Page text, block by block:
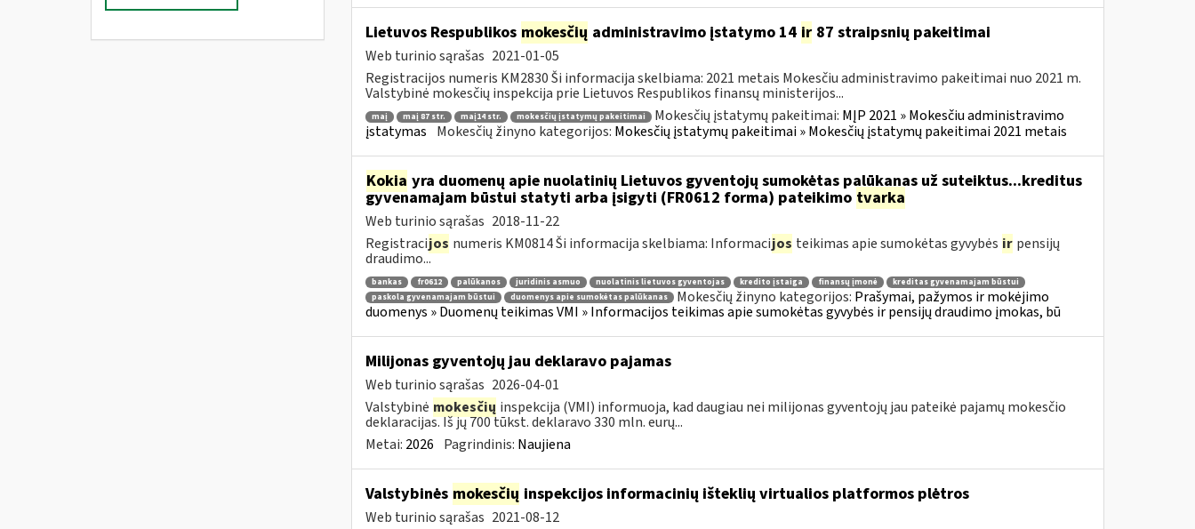
Lietuvos Respublikos mokesčių administravimo įstatymo 14 ir87 straipsnių pakeitimai
Web turinio sąrašas 2021-01-05
Registracijos numeris KM2830 Ši informacija skelbiama: 2021 metais Mokesčiu administravimo pakeitimai nuo 2021 m.
Valstybinė mokesčių inspekcija prie Lietuvos Respublikos finansų ministerijos...
maį maį 87 str. maį14 str. mokesčių įstatymų pakeitimai Mokesčių įstatymų pakeitimai: MĮP 2021 » Mokesčiu administravimo
įstatymas Mokesčių žinyno kategorijos: Mokesčių įstatymų pakeitimai » Mokesčių įstatymų pakeitimai 2021 metais
Kokia yra duomenų apie nuolatinių Lietuvos gyventojų sumokėtas palūkanas už suteiktus...kreditus
gyvenamajam būstui statyti arba įsigyti (FR0612 forma) pateikimo tvarka
Web turinio sąrašas 2018-11-22
Registracijos numeris KM0814 Ši informacija skelbiama: Informacijos teikimas apie sumokėtas gyvybės ir pensijų
draudimo...
bankas fr0612 palūkanos juridinis asmuo nuolatinis lietuvos gyventojas kredito įstaiga finansų įmonė
kreditas gyvenamajam būstui
paskola gyvenamajam būstui
duomenys apie sumokėtas palūkanas Mokesčių žinyno kategorijos: Prašymai, pažymos ir mokėjimo
duomenys » Duomenų teikimas VMI » Informacijos teikimas apie sumokėtas gyvybės ir pensijų draudimo įmokas, bū
Milijonas gyventojų jau deklaravo pajamas
Web turinio sąrašas 2026-04-01
Valstybinė mokesčių inspekcija (VMI) informuoja, kad daugiau nei milijonas gyventojų jau pateikė pajamų mokesčio
deklaracijas. Iš jų 700 tūkst. deklaravo 330 mln. eurų...
Metai: 2026 Pagrindinis: Naujiena
Valstybinės mokesčių inspekcijos informacinių išteklių virtualios platformos plėtros
Web turinio sąrašas 2021-08-12